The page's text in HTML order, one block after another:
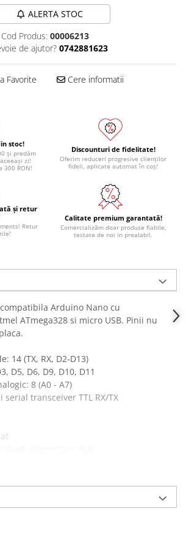
ALERTA STOC
Cod Produs: 00006213
de ajutor? 0742881623
Favorite Cere informatii
stoc!
și predăm
zi!
300 RON!
Discounturi de fidelitate!
Oferim reduceri progresive clienților
fideli, aplicate automat în coș!
și retur
Retur
Calitate premium garantată!
Comercializăm doar produse fiabile,
testate de noi in prealabil.
Arduino Nano cu
ATmega328 si micro USB. Pinii nu
14 (TX, RX, D2-D13)
D5, D6, D9, D10, D11
8 (A0 - A7)
transceiver TTL RX/TX
externa: 5-12V DC
de la baterie: 9V
ISP